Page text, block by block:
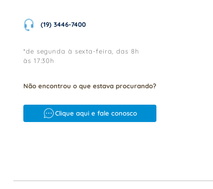
(19) 3446-7400
*de segunda à sexta-feira, das 8h
às 17:30h
Não encontrou o que estava procurando?
Clique aqui e fale conosco